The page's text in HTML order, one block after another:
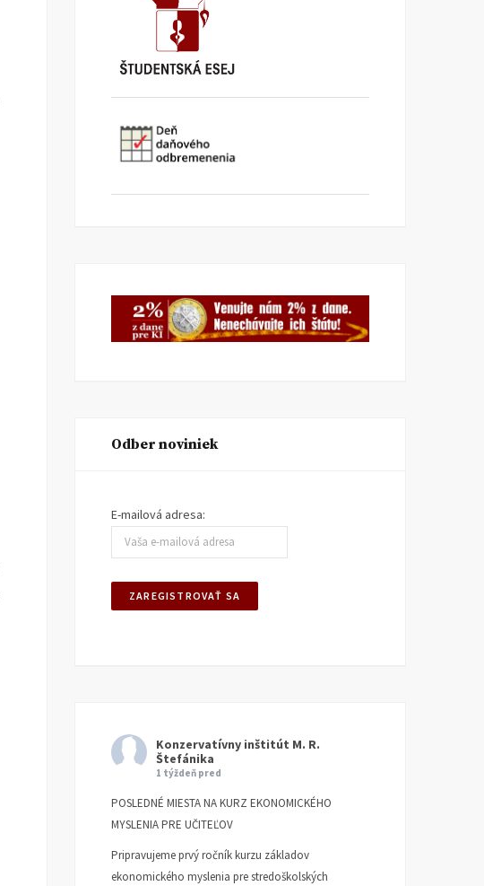
Odber noviniek
E-mailová adresa:
Konzervatívny inštitút M. R.
Štefánika
1 týždeň pred
POSLEDNÉ MIESTA NA KURZ EKONOMICKÉHO
MYSLENIA PRE UČITEĽOV
Pripravujeme prvý ročník kurzu základov
ekonomického myslenia pre stredoškolských